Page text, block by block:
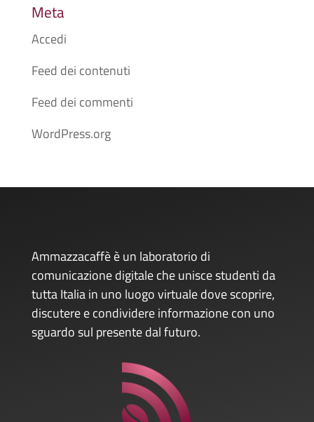
Meta
Accedi
Feed dei contenuti
Feed dei commenti
WordPress.org
Ammazzacaffè è un laboratorio di
comunicazione digitale che unisce studenti da
tutta Italia in uno luogo virtuale dove scoprire,
discutere e condividere informazione con uno
sguardo sul presente dal futuro.